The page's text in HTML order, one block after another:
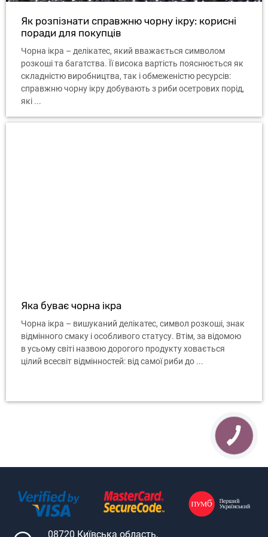
Як розпізнати справжню чорну ікру: корисні
поради для покупців
Чорна ікра – делікатес, який вважається символом
розкоші та багатства. Її висока вартість пояснюється як
складністю виробництва, так і обмеженістю ресурсів:
справжню чорну ікру добувають з риби осетрових порід,
які ...
Яка буває чорна ікра
Чорна ікра – вишуканий делікатес, символ розкоші, знак
відмінного смаку і особливого статусу. Втім, за відомою
в усьому світі назвою дорогого продукту ховається
цілий всесвіт відмінностей: від самої риби до ...
08720 Київська область,